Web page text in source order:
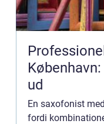
ud
En saxofonist
fordi